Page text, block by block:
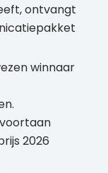
ontvangt
winnaar
2026